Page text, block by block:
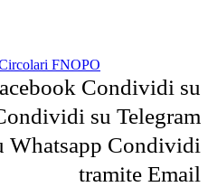
FNOPO
Condividi su
su Telegram
Whatsapp Condividi
tramite Email